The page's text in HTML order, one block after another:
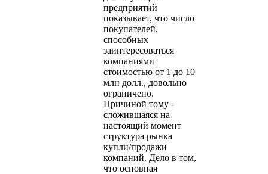
предприятий
показывает, что число
покупателей,
способных
заинтересоваться
компаниями
стоимостью от 1 до 10
млн долл., довольно
ограничено.
Причиной тому -
сложившаяся на
настоящий момент
структура рынка
купли/продажи
компаний. Дело в том,
что основная